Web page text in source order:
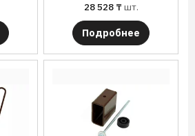
28 528 ₸шт.
Подробнее